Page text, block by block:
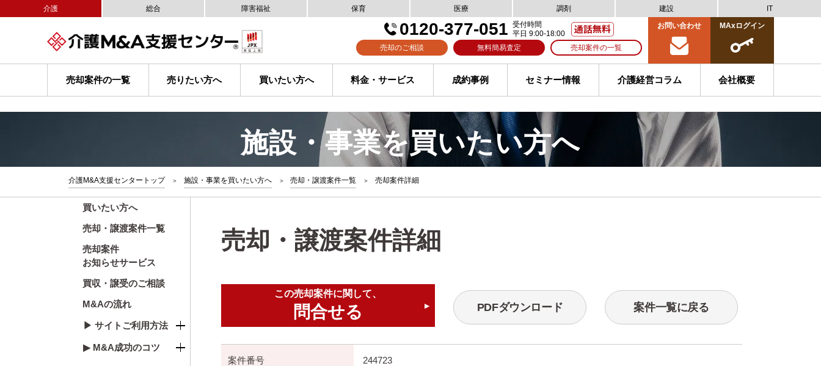
介護 総合 障害福祉 保育 医療 調剤 建設 IT
0120-377-051 受付時間
平日 9:00-18:00
売却のご相談
無料簡易査定 売却案件の一覧
お問い合わせ MAxログイン
売却案件の一覧 売りたい方へ 買いたい方へ 料金・サービス 成約事例 セミナー情報 介護経営コラム 会社概要
施設・事業を買いたい方へ
介護M&A支援センタートップ 施設・事業を買いたい方へ 売却・譲渡案件一覧 売却案件詳細
買いたい方へ
売却・譲渡案件一覧
売却案件
お知らせサービス
買収・譲受のご相談
M&Aの流れ
▶ サイトご利用方法
▶ M&A成功のコツ
売却・譲渡案件詳細
この売却案件に関して、
問合せる ▶ PDFダウンロード 案件一覧に戻る
案件番号 244723